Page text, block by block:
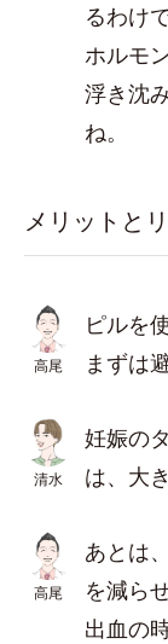
るわけ
ホルモ
浮き沈
ね。
メリットと
高尾
ピルを
まずは
清水
妊娠の
は、大
高尾
あとは
を減ら
出血の